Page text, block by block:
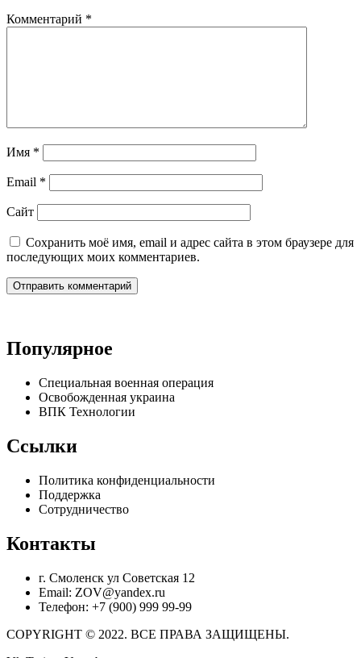
Комментарий *
Имя *
Email *
Сайт
Сохранить моё имя, email и адрес сайта в этом браузере для
последующих моих комментариев.
Популярное
Специальная военная операция
Освобожденная украина
ВПК Технологии
Ссылки
Политика конфиденциальности
Поддержка
Сотрудничество
Контакты
г. Смоленск ул Советская 12
Email: ZOV@yandex.ru
Телефон: +7 (900) 999 99-99
COPYRIGHT © 2022. ВСЕ ПРАВА ЗАЩИЩЕНЫ.